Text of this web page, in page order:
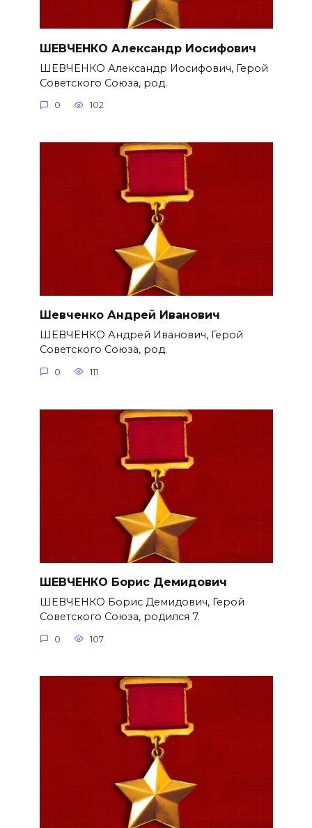
ШЕВЧЕНКО Александр Иосифович
ШЕВЧЕНКО Александр Иосифович, Герой
Советского Союза, род.
0 102
Шевченко Андрей Иванович
ШЕВЧЕНКО Андрей Иванович, Герой
Советского Союза, род.
0 111
ШЕВЧЕНКО Борис Демидович
ШЕВЧЕНКО Борис Демидович, Герой
Советского Союза, родился 7.
0 107